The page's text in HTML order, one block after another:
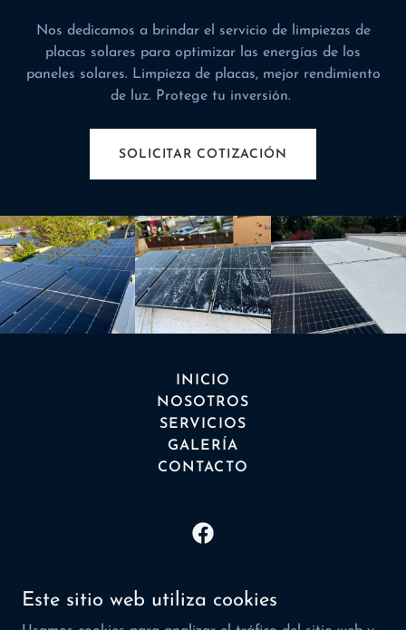
Nos dedicamos a brindar el servicio de limpiezas de
placas solares para optimizar las energías de los
paneles solares. Limpieza de placas, mejor rendimiento
de luz. Protege tu inversión.
SOLICITAR COTIZACIÓN
INICIO
NOSOTROS
SERVICIOS
GALERÍA
CONTACTO
Este sitio web utiliza cookies